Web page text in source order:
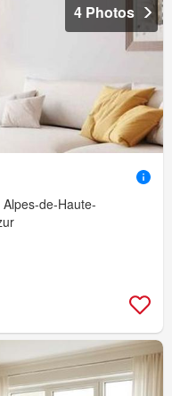
4 Photos
de-Haute-